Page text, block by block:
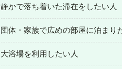
静かで落ち着いた滞在をしたい人
団体・家族で広めの部屋に泊まり
大浴場を利用したい人